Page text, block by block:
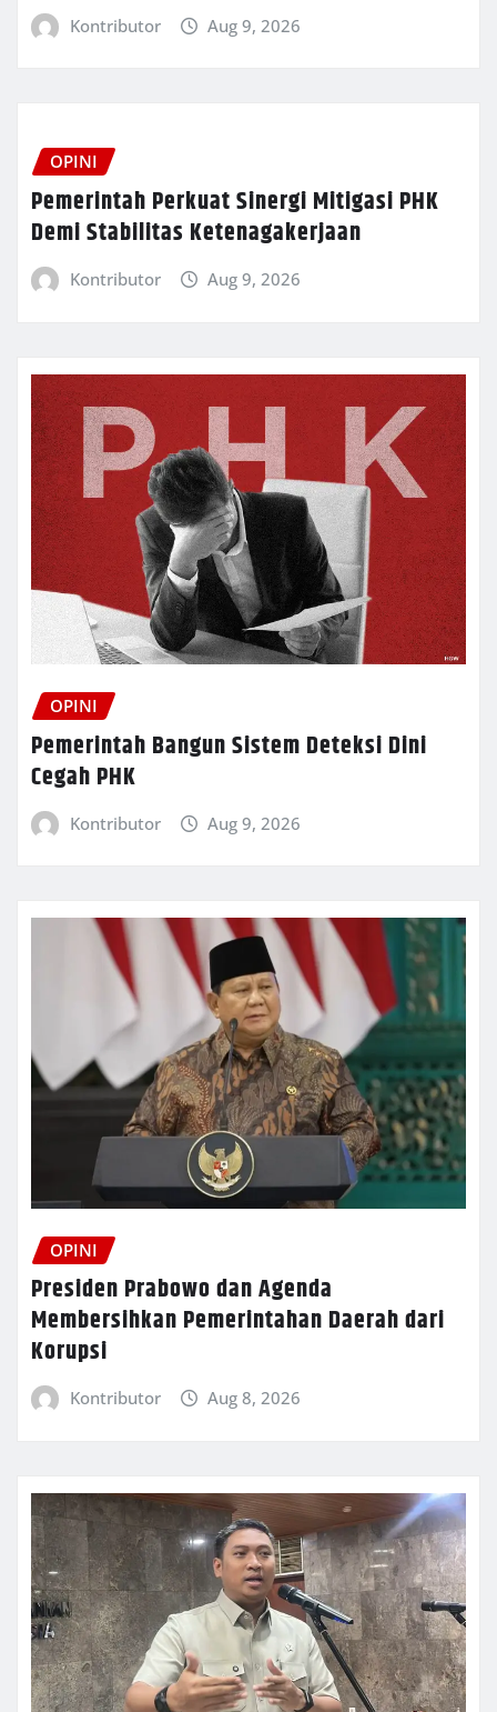
Kontributor Aug 9, 2026
OPINI
Pemerintah Perkuat Sinergi Mitigasi PHK
Demi Stabilitas Ketenagakerjaan
Kontributor Aug 9, 2026
OPINI
Pemerintah Bangun Sistem Deteksi Dini
Cegah PHK
Kontributor Aug 9, 2026
OPINI
Presiden Prabowo dan Agenda
Membersihkan Pemerintahan Daerah dari
Korupsi
Kontributor Aug 8, 2026